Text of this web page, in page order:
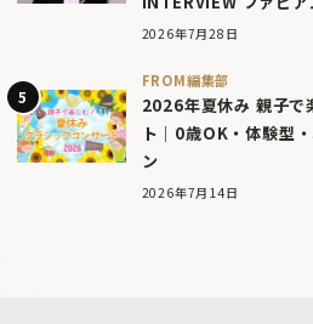
2026年7月28日
FROM編集部
2026年夏休み 親子
ト｜0歳OK・体験型
ン
2026年7月14日